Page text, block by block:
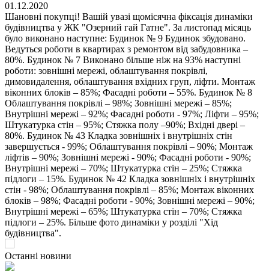
01.12.2020
Шановні покупці! Вашій увазі щомісячна фіксація динаміки
будівництва у ЖК "Озерний гай Гатне". За листопад місяць
було виконано наступне: Будинок № 9 Будинок збудовано.
Ведуться роботи в квартирах з ремонтом від забудовника –
80%. Будинок № 7 Виконано більше ніж на 93% наступні
роботи: зовнішні мережі, облаштування покрівлі,
димовидалення, облаштування вхідних груп, ліфти. Монтаж
віконних блоків – 85%; Фасадні роботи – 55%. Будинок № 8
Облаштування покрівлі – 98%; Зовнішні мережі – 85%;
Внутрішні мережі – 92%; Фасадні роботи - 97%; Ліфти – 95%;
Штукатурка стін – 95%; Стяжка полу –90%; Вхідні двері –
80%. Будинок № 43 Кладка зовнішніх і внутрішніх стін
завершується - 99%; Облаштування покрівлі – 90%; Монтаж
ліфтів – 90%; Зовнішні мережі - 90%; Фасадні роботи - 90%;
Внутрішні мережі – 70%; Штукатурка стін – 25%; Стяжка
підлоги – 15%. Будинок № 42 Кладка зовнішніх і внутрішніх
стін - 98%; Облаштування покрівлі – 85%; Монтаж віконних
блоків – 98%; Фасадні роботи - 90%; Зовнішні мережі – 90%;
Внутрішні мережі – 65%; Штукатурка стін – 70%; Стяжка
підлоги – 25%. Більше фото динаміки у розділі "Хід
будівництва".
Останні новини